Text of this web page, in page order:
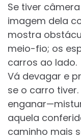
Se tiver
imagem dela
mostra
meio-fio; os
carros ao lado.
Vá devagar e
se o carro
aquela
caminho mais